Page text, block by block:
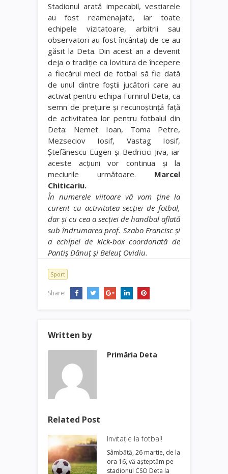
Stadionul arată impecabil, vestiarele
au fost reamenajate, iar toate
echipele vizitatoare, arbitrii sau
observatori au fost încântaţi de ce au
găsit la Deta. Din acest an a devenit
deja o tradiţie ca lovitura de începere
a fiecărui meci de fotbal să fie dată
de unul dintre foştii jucători care au
activat pentru echipa Furnirul Deta, ca
semn de preţuire şi recunoştinţă faţă
de activitatea lor pentru fotbalul din
Deta: Nemet Ioan, Toma Petre,
Mezseciov Iosif, Vastag Iosif,
Ştefănescu Eugen şi Bedricici Jiva, iar
aceste acţiuni vor continua şi la
meciurile următoare.
Marcel
Chiticariu.
În numerele viitoare vă vom ţine la
curent cu activitatea secţiei de fotbal,
dar şi cu cea a secţiei de handbal aflată
sub îndrumarea prof. Szabo Francisc şi
a echipei de kick-box coordonată de
Pantiş Dănuţ şi Beleuţ Ovidiu.
Sport
Share:
Written by
Primăria Deta
Related Post
Invitație la fotbal!
Sâmbătă, 26 martie, de la
ora 16, vă așteptăm pe
stadionul CSO Deta la